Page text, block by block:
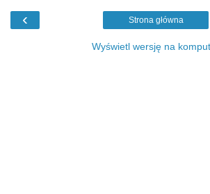
‹ Strona główna
Wyświetl wersję na